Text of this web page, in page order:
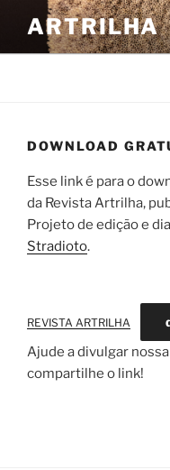
o
ARTRILHA
DOWNLOAD
Esse link é para o
da Revista Artrilha,
Projeto de edição e
Stradioto.
REVISTA ARTRILHA
Ajude a divulgar
compartilhe o link!